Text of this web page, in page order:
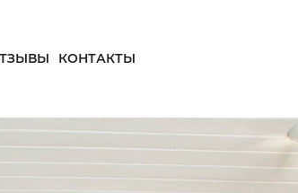
КОНТАКТЫ